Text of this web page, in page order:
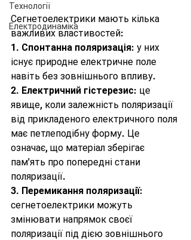
Технології
Електродинаміка
Сегнетоелектрики мають кілька
важливих властивостей:
1. Спонтанна поляризація: у них
існує природне електричне поле
навіть без зовнішнього впливу.
2. Електричний гістерезис: це
явище, коли залежність поляризації
від прикладеного електричного поля
має петлеподібну форму. Це
означає, що матеріал зберігає
пам'ять про попередні стани
поляризації.
3. Перемикання поляризації:
сегнетоелектрики можуть
змінювати напрямок своєї
поляризації під дією зовнішнього